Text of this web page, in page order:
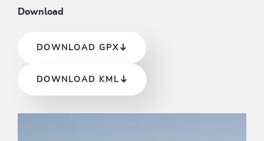
Download
DOWNLOAD GPX
DOWNLOAD KML